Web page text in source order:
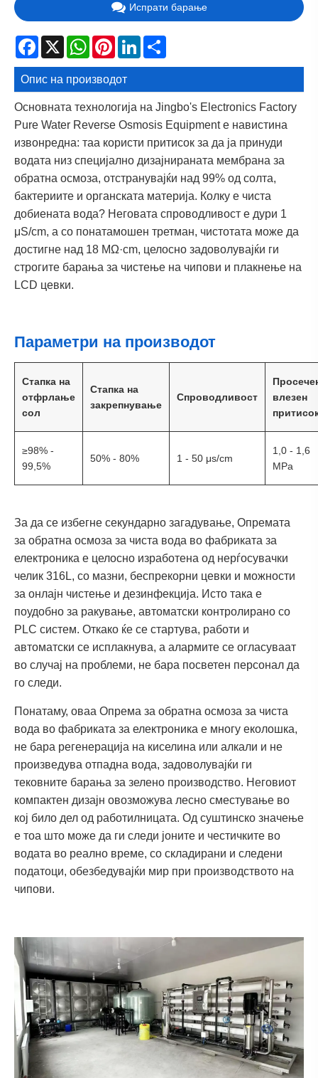
Испрати барање
Facebook
X WhatsApp
PinterestLinkedIn
Опис на производот
Основната технологија на Jingbo's Electronics Factory
Pure Water Reverse Osmosis Equipment е навистина
извонредна: таа користи притисок за да ја принуди
водата низ специјално дизајнираната мембрана за
обратна осмоза, отстранувајќи над 99% од солта,
бактериите и органската материја. Колку е чиста
добиената вода? Неговата спроводливост е дури 1
μS/cm, а со понатамошен третман, чистотата може да
достигне над 18 MΩ·cm, целосно задоволувајќи ги
строгите барања за чистење на чипови и плакнење на
LCD цевки.
Параметри на производот
Стапка на
отфрлање
сол
Стапка на
закрепнување
Спроводливост
влезен
≥98% -
99,5%
50% - 80% 1 - 50 μs/cm
1,0 - 1,6
MPa
За да се избегне секундарно загадување, Опремата
за обратна осмоза за чиста вода во фабриката за
електроника е целосно изработена од нерѓосувачки
челик 316L, со мазни, беспрекорни цевки и можности
за онлајн чистење и дезинфекција. Исто така е
поудобно за ракување, автоматски контролирано со
PLC систем. Откако ќе се стартува, работи и
автоматски се исплакнува, а алармите се огласуваат
во случај на проблеми, не бара посветен персонал да
го следи.
Понатаму, оваа Опрема за обратна осмоза за чиста
вода во фабриката за електроника е многу еколошка,
не бара регенерација на киселина или алкали и не
произведува отпадна вода, задоволувајќи ги
тековните барања за зелено производство. Неговиот
компактен дизајн овозможува лесно сместување во
кој било дел од работилницата. Од суштинско значење
е тоа што може да ги следи јоните и честичките во
водата во реално време, со складирани и следени
податоци, обезбедувајќи мир при производството на
чипови.